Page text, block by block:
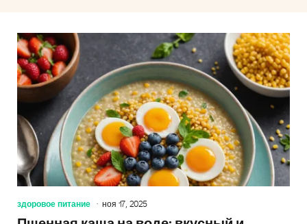
здоровое питание ноя 17, 2025